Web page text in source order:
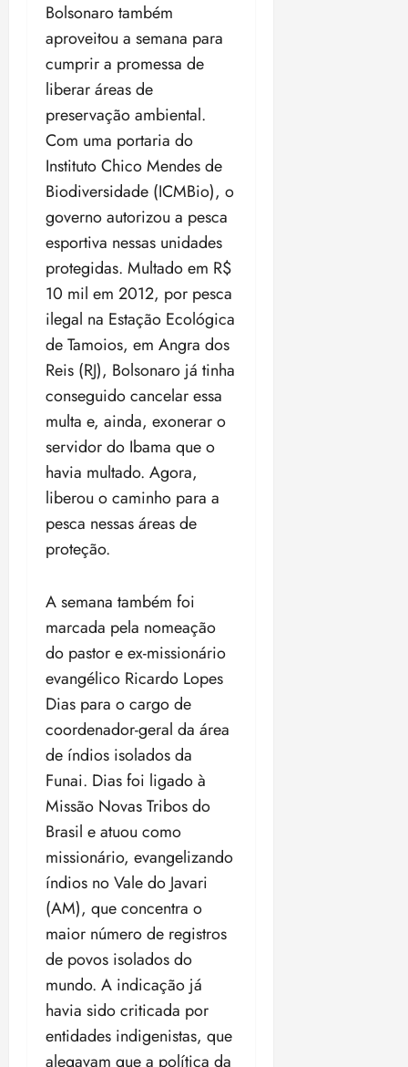
Bolsonaro também
aproveitou a semana para
cumprir a promessa de
liberar áreas de
preservação ambiental.
Com uma portaria do
Instituto Chico Mendes de
Biodiversidade (ICMBio), o
governo autorizou a pesca
esportiva nessas unidades
protegidas. Multado em R$
10 mil em 2012, por pesca
ilegal na Estação Ecológica
de Tamoios, em Angra dos
Reis (RJ), Bolsonaro já tinha
conseguido cancelar essa
multa e, ainda, exonerar o
servidor do Ibama que o
havia multado. Agora,
liberou o caminho para a
pesca nessas áreas de
proteção.
A semana também foi
marcada pela nomeação
do pastor e ex-missionário
evangélico Ricardo Lopes
Dias para o cargo de
coordenador-geral da área
de índios isolados da
Funai. Dias foi ligado à
Missão Novas Tribos do
Brasil e atuou como
missionário, evangelizando
índios no Vale do Javari
(AM), que concentra o
maior número de registros
de povos isolados do
mundo. A indicação já
havia sido criticada por
entidades indigenistas, que
alegavam que a política da